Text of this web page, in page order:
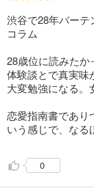
渋谷で28年バー
コラム
28歳位に読みた
体験談とで真実味
大変勉強になる。
恋愛指南書であり
いう感じで、なる
0